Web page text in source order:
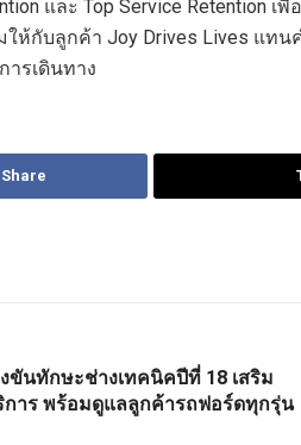
และ Top Service Retention เพื
ให้กับลูกค้า Joy Drives Lives แทน
ารเดินทาง
Share
ขันทักษะช่างเทคนิคปีที่ 18 เสริม
การ พร้อมดูแลลูกค้ารถฟอร์ดทุกรุ่น